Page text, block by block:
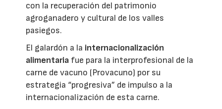
con la recuperación del patrimonio
agroganadero y cultural de los valles
pasiegos.
El galardón a la internacionalización
alimentaria fue para la interprofesional de la
carne de vacuno (Provacuno) por su
estrategia “progresiva” de impulso a la
internacionalización de esta carne.